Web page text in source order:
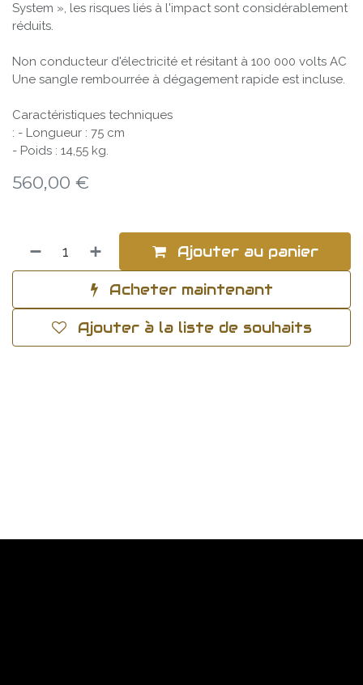
System », les risques liés à l'impact sont considérablement
réduits.
Non conducteur d'électricité et résitant à 100 000 volts AC
Une sangle rembourrée à dégagement rapide est incluse.
Caractéristiques techniques
: - Longueur : 75 cm
- Poids : 14,55 kg.
560,00 €
Ajouter au panier
Acheter maintenant
Ajouter à la liste de souhaits